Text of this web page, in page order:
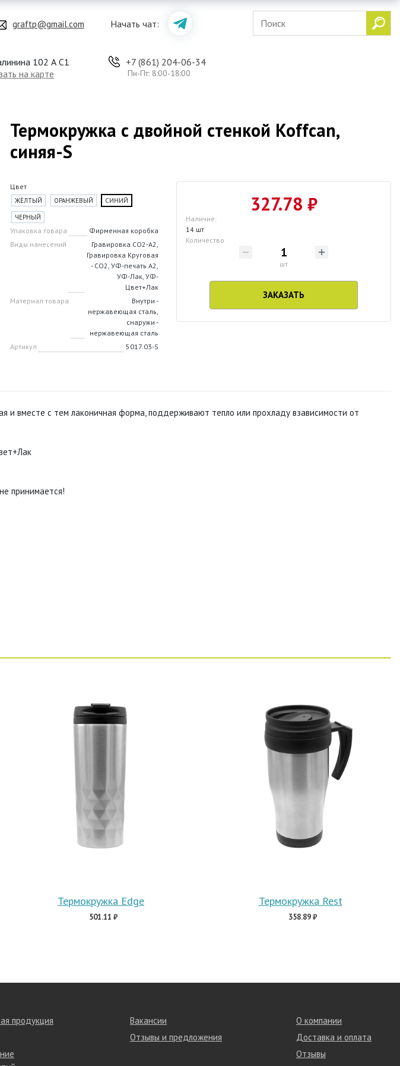
graftp@gmail.com Начать чат:
102 А С1
на карте
+7 (861) 204-06-34
Пн-Пт: 8:00-18:00
Термокружка с двойной стенкой Koffcan,
синяя-S
Цвет
ЖЁЛТЫЙ ОРАНЖЕВЫЙ
СИНИЙ
ЧЕРНЫЙ
Упаковка товара
Фирменная коробка
Виды нанесений
Гравировка CO2-А2,
Гравировка Круговая
- CO2, УФ-печать А2,
УФ-Лак, УФ-
Цвет+Лак
Материал товара
Внутри -
нержавеющая сталь,
снаружи -
нержавеющая сталь
Артикул
5017.03-S
327.78 ₽
Наличие:
14 шт
Количество
шт
ЗАКАЗАТЬ
вместе с тем лаконичная форма, поддерживают тепло или прохладу взависимости от
принимается!
Термокружка Edge
501.11 ₽
Термокружка Rest
358.89 ₽
продукция
Вакансии
Отзывы и предложения
О компании
Доставка и оплата
Отзывы